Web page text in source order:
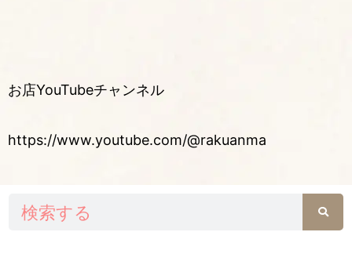
お店YouTubeチャンネル
https://www.youtube.com/@rakuanma